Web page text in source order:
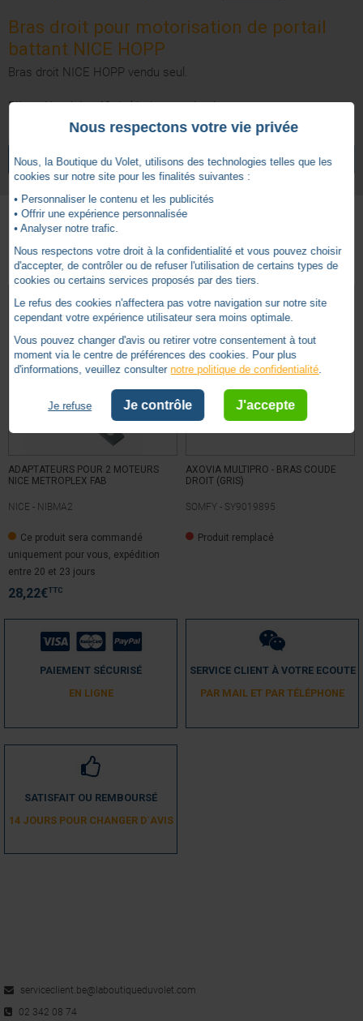
Bras droit pour motorisation de portail
battant NICE HOPP
Bras droit NICE HOPP vendu seul.
Pièce détachée n°3 du kit de motorisation.
VOIR TOUS LES ARTICLESNICE
Autres produits - Bras et Ouvertures
ADAPTATEURS POUR 2 MOTEURS
NICE METROPLEX FAB
NICE - NIBMA2
Ce produit sera commandé
uniquement pour vous, expédition
entre 20 et 23 jours
28,22€TTC
AXOVIA MULTIPRO - BRAS COUDE
DROIT (GRIS)
SOMFY - SY9019895
Produit remplacé
PAIEMENT SÉCURISÉ
EN LIGNE
SERVICE CLIENT À VOTRE ECOUTE
PAR MAIL ET PAR TÉLÉPHONE
SATISFAIT OU REMBOURSÉ
14 JOURS POUR CHANGER D´AVIS
serviceclient.be@laboutiqueduvolet.com
02 342 08 74
Nous respectons votre vie privée
Nous, la Boutique du Volet, utilisons des technologies telles que les
cookies sur notre site pour les finalités suivantes :
• Personnaliser le contenu et les publicités
• Offrir une expérience personnalisée
• Analyser notre trafic.
Nous respectons votre droit à la confidentialité et vous pouvez choisir
d'accepter, de contrôler ou de refuser l'utilisation de certains types de
cookies ou certains services proposés par des tiers.
Le refus des cookies n'affectera pas votre navigation sur notre site
cependant votre expérience utilisateur sera moins optimale.
Vous pouvez changer d'avis ou retirer votre consentement à tout
moment via le centre de préférences des cookies. Pour plus
d'informations, veuillez consulter notre politique de confidentialité.
Je refuse Je contrôle J'accepte